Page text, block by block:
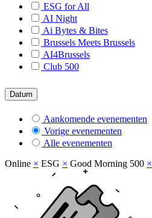
ESG for All
AI Night
Ai Bytes & Bites
Brussels Meets Brussels
AI4Brussels
Club 500
Datum
Aankomende evenementen
Vorige evenementen
Alle evenementen
Online × ESG × Good Morning 500 ×